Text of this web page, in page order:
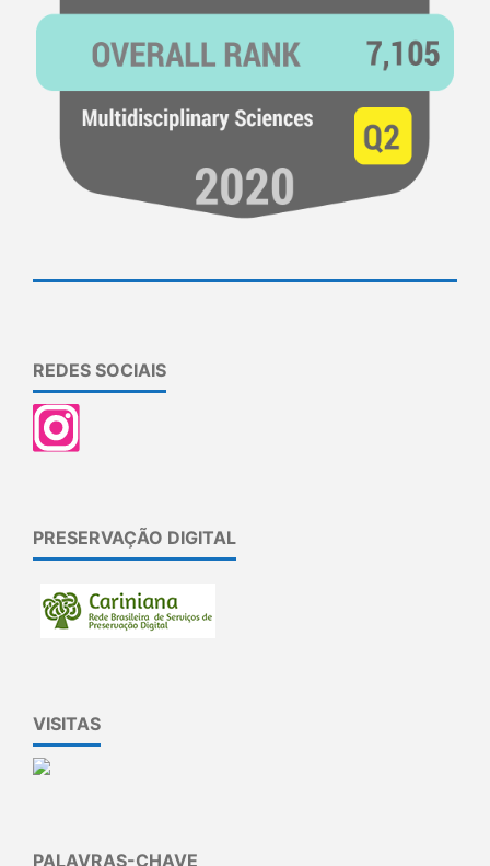
REDES SOCIAIS
PRESERVAÇÃO DIGITAL
VISITAS
PALAVRAS-CHAVE